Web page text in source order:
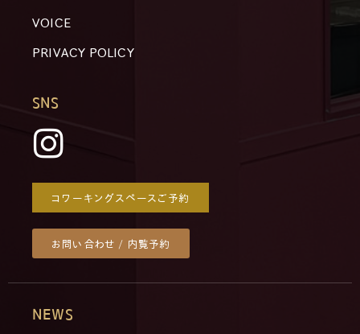
VOICE
PRIVACY POLICY
SNS
コワーキングスペースご予約
お問い合わせ / 内覧予約
NEWS